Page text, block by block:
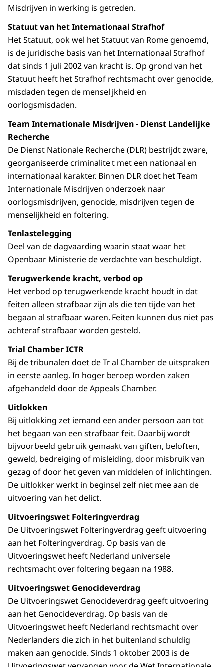
Misdrijven in werking is getreden.
Statuut van het Internationaal Strafhof
Het Statuut, ook wel het Statuut van Rome genoemd,
is de juridische basis van het Internationaal Strafhof
dat sinds 1 juli 2002 van kracht is. Op grond van het
Statuut heeft het Strafhof rechtsmacht over genocide,
misdaden tegen de menselijkheid en
oorlogsmisdaden.
Team Internationale Misdrijven - Dienst Landelijke
Recherche
De Dienst Nationale Recherche (DLR) bestrijdt zware,
georganiseerde criminaliteit met een nationaal en
internationaal karakter. Binnen DLR doet het Team
Internationale Misdrijven onderzoek naar
oorlogsmisdrijven, genocide, misdrijven tegen de
menselijkheid en foltering.
Tenlastelegging
Deel van de dagvaarding waarin staat waar het
Openbaar Ministerie de verdachte van beschuldigt.
Terugwerkende kracht, verbod op
Het verbod op terugwerkende kracht houdt in dat
feiten alleen strafbaar zijn als die ten tijde van het
begaan al strafbaar waren. Feiten kunnen dus niet pas
achteraf strafbaar worden gesteld.
Trial Chamber ICTR
Bij de tribunalen doet de Trial Chamber de uitspraken
in eerste aanleg. In hoger beroep worden zaken
afgehandeld door de Appeals Chamber.
Uitlokken
Bij uitlokking zet iemand een ander persoon aan tot
het begaan van een strafbaar feit. Daarbij wordt
bijvoorbeeld gebruik gemaakt van giften, beloften,
geweld, bedreiging of misleiding, door misbruik van
gezag of door het geven van middelen of inlichtingen.
De uitlokker werkt in beginsel zelf niet mee aan de
uitvoering van het delict.
Uitvoeringswet Folteringverdrag
De Uitvoeringswet Folteringverdrag geeft uitvoering
aan het Folteringverdrag. Op basis van de
Uitvoeringswet heeft Nederland universele
rechtsmacht over foltering begaan na 1988.
Uitvoeringswet Genocideverdrag
De Uitvoeringswet Genocideverdrag geeft uitvoering
aan het Genocideverdrag. Op basis van de
Uitvoeringswet heeft Nederland rechtsmacht over
Nederlanders die zich in het buitenland schuldig
maken aan genocide. Sinds 1 oktober 2003 is de